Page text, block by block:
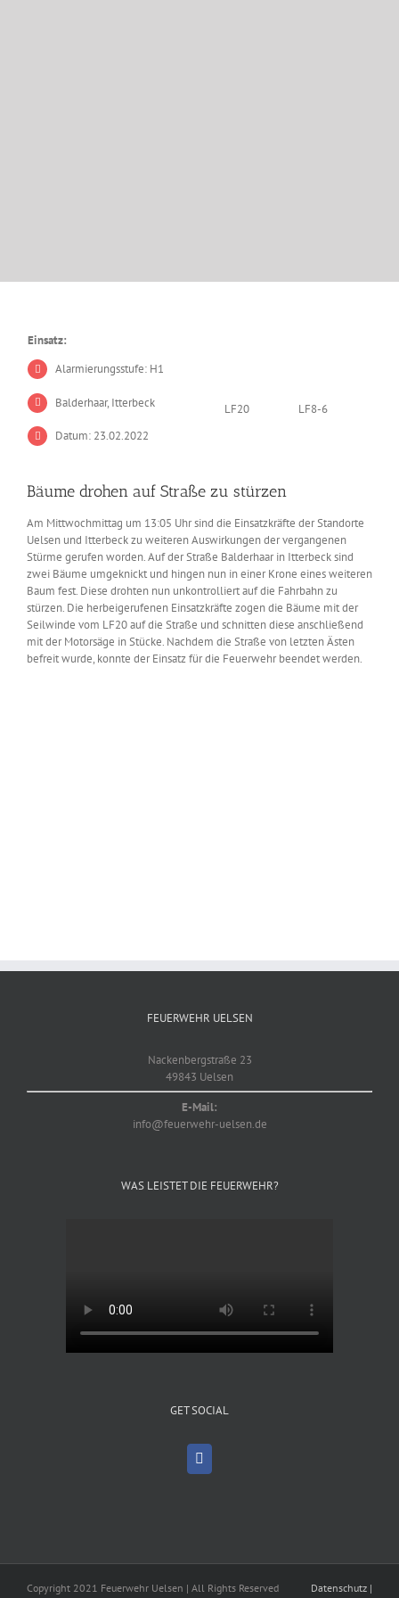
Einsatz:
Alarmierungsstufe: H1
Balderhaar, Itterbeck
Datum: 23.02.2022
LF20 LF8-6
Bäume drohen auf Straße zu stürzen
Am Mittwochmittag um 13:05 Uhr sind die Einsatzkräfte der Standorte
Uelsen und Itterbeck zu weiteren Auswirkungen der vergangenen
Stürme gerufen worden. Auf der Straße Balderhaar in Itterbeck sind
zwei Bäume umgeknickt und hingen nun in einer Krone eines weiteren
Baum fest. Diese drohten nun unkontrolliert auf die Fahrbahn zu
stürzen. Die herbeigerufenen Einsatzkräfte zogen die Bäume mit der
Seilwinde vom LF20 auf die Straße und schnitten diese anschließend
mit der Motorsäge in Stücke. Nachdem die Straße von letzten Ästen
befreit wurde, konnte der Einsatz für die Feuerwehr beendet werden.
FEUERWEHR UELSEN
Nackenbergstraße 23
49843 Uelsen
E-Mail:
info@feuerwehr-uelsen.de
WAS LEISTET DIE FEUERWEHR?
GET SOCIAL
Copyright 2021 Feuerwehr Uelsen | All Rights Reserved Datenschutz |